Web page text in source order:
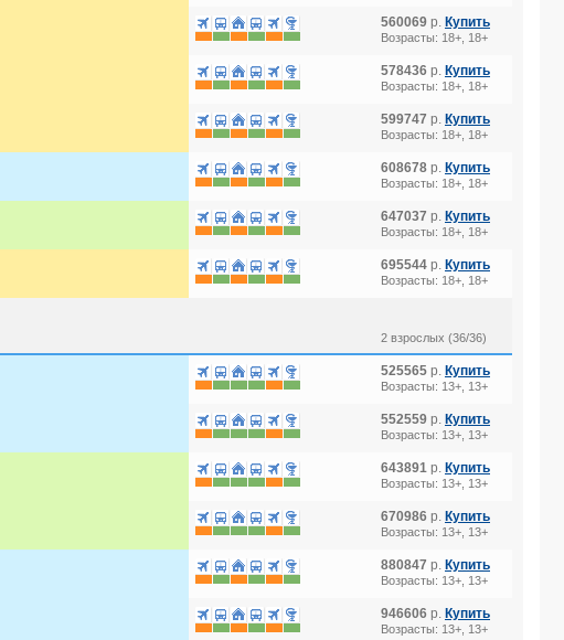
560069 р. Купить
Возрасты: 18+, 18+
578436 р. Купить
Возрасты: 18+, 18+
599747 р. Купить
Возрасты: 18+, 18+
608678 р. Купить
Возрасты: 18+, 18+
647037 р. Купить
Возрасты: 18+, 18+
695544 р. Купить
Возрасты: 18+, 18+
2 взрослых (36/36)
525565 р. Купить
Возрасты: 13+, 13+
552559 р. Купить
Возрасты: 13+, 13+
643891 р. Купить
Возрасты: 13+, 13+
670986 р. Купить
Возрасты: 13+, 13+
880847 р. Купить
Возрасты: 13+, 13+
946606 р. Купить
Возрасты: 13+, 13+